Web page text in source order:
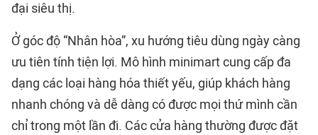
đại siêu thị.
Ở góc độ “Nhân hòa”, xu hướng tiêu dùng ngày càng
ưu tiên tính tiện lợi. Mô hình minimart cung cấp đa
dạng các loại hàng hóa thiết yếu, giúp khách hàng
nhanh chóng và dễ dàng có được mọi thứ mình cần
chỉ trong một lần đi. Các cửa hàng thường được đặt